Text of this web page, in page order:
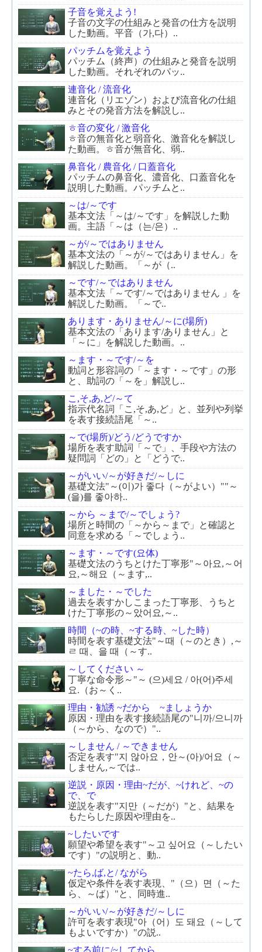
子音を覚えよう!
子音の文字の仕組みと発音の仕方を説明
した動画。平音（가,다）..
パッチムを覚えよう
パッチム（終声）の仕組みと発音を説明
した動画。それぞれのパッ..
連音化 / 流音化
連音化（リエゾン）および流音化の仕組
みとその発音方法を解説し..
ㅎ音の変化 / 激音化
ㅎ音の無音化と弱音化、激音化を解説し
た動画。ㅎ音が無音化、弱..
鼻音化 / 農音化 / 口蓋音化
パッチムの鼻音化、濃音化、口蓋音化を
説明した動画。パッチムと..
～は/～です
基本文法「～は/～です」を解説した動
画。主語「～は（는/은）..
～が/～ではありません
基本文法の「～が/～ではありません」を
解説した動画。「～が（..
～です/～ではありません
基本文法「～です/～ではありません 」を
解説した動画。「～で..
あります・ありません/～に(場所)
基本文法の「あります/ありません」と
「～に」を解説した動画。..
～ます・～です/～を
動詞と形容詞の「～ます・～です」の形
と、助詞の「～を」解説し..
こ,そ,あ,ど/～て
指示代名詞「こ,そ,あ,ど」と、並列や列挙
を表す接続語尾「～..
～で(場所)/どう/どうですか
場所を表す助詞「～で」、手段や方法の
疑問詞「どの」と「どうで..
～がいい/～が好きだ/～しに
基礎文法"～(이)가 좋다（～がよい）""～
(을)를 좋아하..
～から ～まで/～でしょう?
場所と時間の「～から～まで」と確認と
同意を求める「～でしょう..
～ます・～です(요体)
基礎文法のうちとけた丁寧形"～아요,～어
요,～해요（～ます,..
～ました・～でした
過去を表すかしこまった丁寧形、うちと
けた丁寧形の～았어요,～..
時間（~の時、~する時、~した時）
時間を表す基礎文法"～때（～のとき）,～
ㄹ 때、을 때（～す..
～してください ～
丁寧な命令形～"～ (으)세요 / 아(어)주세
요.（お～く..
理由・勧誘 ~だから ~ましょうか
原因・理由を表す接続語尾の"니까/으니까
（～から、なので）"..
～しません / ～できません
否定を表す"지 않아요，안～(아)/어요（～
しません,～では..
逆説・原因・理由~だが、~けれど、~の
で、で
逆説を表す"지만（～だが）"と、結果を
もたらした原因や理由を..
~したいです
願望や希望を表す"～고 싶어요（～したい
です）"の説明と、動..
~たら,ば,と/ ながら
仮定や条件を表す表現、"（으）면（～た
ら、～ば）"と、同時進..
～がいい/～が好きだ/～しに
許可を表す表現"아（어）도 돼요（～して
もよいですか）"の説..
~する前に/~してから